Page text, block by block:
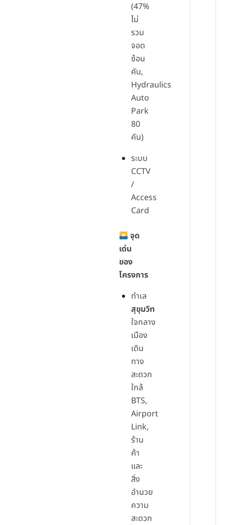
(47%
ไม่
รวม
จอด
ซ้อน
คัน,
Hydraulics
Auto
Park
80
คัน)
ระบบ
CCTV
/
Access
Card
จุด
เด่น
ของ
โครงการ
ทำเล
สุขุมวิท
ใจกลาง
เมือง
เดิน
ทาง
สะดวก
ใกล้
BTS,
Airport
Link,
ร้าน
ค้า
และ
สิ่ง
อำนวย
ความ
สะดวก